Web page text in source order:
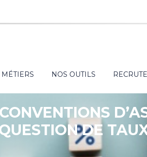
MÉTIERS NOS OUTILS
DE